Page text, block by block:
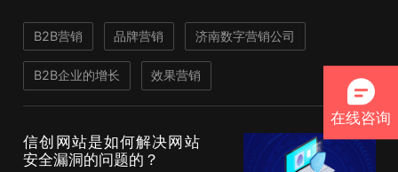
B2B营销 品牌营销 济南数字营销公司
B2B企业的增长 效果营销
信创网站是如何解决网站
安全漏洞的问题的？
在线咨询